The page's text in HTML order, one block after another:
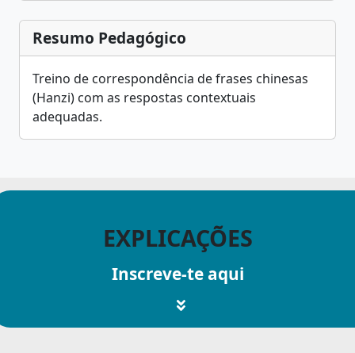
Resumo Pedagógico
Treino de correspondência de frases chinesas
(Hanzi) com as respostas contextuais
adequadas.
EXPLICAÇÕES
Inscreve-te aqui